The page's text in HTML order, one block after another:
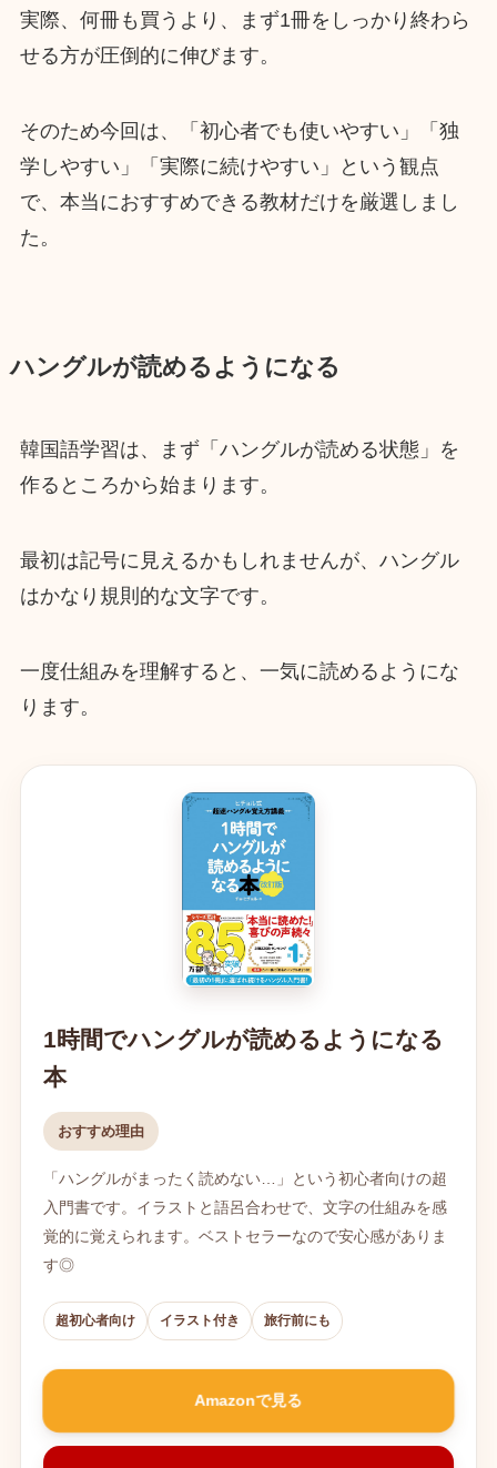
実際、何冊も買うより、まず1冊をしっかり終わら
せる方が圧倒的に伸びます。
そのため今回は、「初心者でも使いやすい」「独
学しやすい」「実際に続けやすい」という観点
で、本当におすすめできる教材だけを厳選しまし
た。
ハングルが読めるようになる
韓国語学習は、まず「ハングルが読める状態」を
作るところから始まります。
最初は記号に見えるかもしれませんが、ハングル
はかなり規則的な文字です。
一度仕組みを理解すると、一気に読めるようにな
ります。
1時間でハングルが読めるようになる
本
おすすめ理由
「ハングルがまったく読めない…」という初心者向けの超
入門書です。イラストと語呂合わせで、文字の仕組みを感
覚的に覚えられます。ベストセラーなので安心感がありま
す◎
超初心者向け イラスト付き 旅行前にも
Amazonで見る